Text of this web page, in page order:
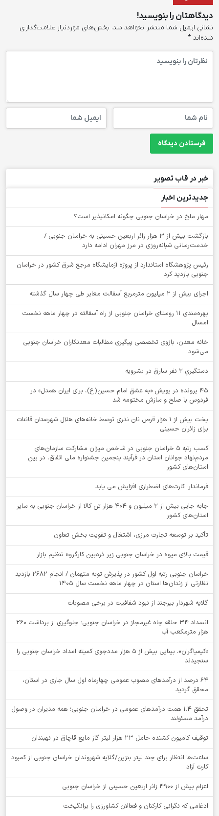
دیدگاهتان را بنویسید!
نشانی ایمیل شما منتشر نخواهد شد. بخش‌های موردنیاز علامت‌گذاری
شده‌اند *
خبر در قاب تصویر
جدیدترین اخبار
‌مهار ملخ در خراسان جنوبی چگونه امکانپذیر است؟
بازگشت بیش از ۳ هزار زائر اربعین حسینی به خراسان جنوبی /
خدمت‌رسانی شبانه‌روزی در مرز مهران ادامه دارد
رئیس پژوهشگاه استاندارد از پروژه آزمایشگاه مرجع شرق کشور در خراسان
جنوبی بازدید کرد
اجرای بیش از ۲ میلیون مترمربع آسفالت معابر طی چهار سال گذشته
بهره‌مندی ۱۱ روستای خراسان جنوبی از راه آسفالته در چهار ماهه نخست
امسال
خانه معدن، بازوی تخصصی پیگیری مطالبات معدنکاران خراسان جنوبی
می‌شود
دستگيري 2 نفر سارق در بشرويه
۴۵ پرونده در پویش «به عشق امام حسین(ع)، برای ایران همدل» در
فردوس با صلح و سازش مختومه شد
پخت بیش از 1 هزار قرص نان نذری توسط خانه‌های هلال شهرستان قائنات
برای زائران حسینی
کسب رتبه ۵ خراسان جنوبی در شاخص میزان مشارکت سازمان‌های
مردم‌نهاد جوانان استان در فرآیند پنجمین جشنواره ملی اتفاق، در بین
استان‌های کشور
فرماندار: کارت‌های اضطراری افزایش می یابد
جابه جایی بیش از 2 میلیون و 404 هزار تن کالا از خراسان جنوبی به سایر
استان‌های کشور
تأکید بر توسعه تجارت مرزی، اشتغال و تقویت بخش تعاون
قیمت بالای میوه در خراسان جنوبی زیر ذره‌بین کارگروه تنظیم بازار
خراسان جنوبی رتبه اول کشور در پذیرش توبه متهمان / انجام ۲۶۸۲ بازدید
نظارتی از زندان‌ها استان در چهار ماهه نخست سال 1405
گلایه شهردار بیرجند از نبود شفافیت در برخی مصوبات
انسداد ۳۴ حلقه چاه غیرمجاز در خراسان جنوبی؛ جلوگیری از برداشت ۲۶۰
هزار مترمکعب آب
«کیمیاگران»، بینایی بیش از ۵ هزار مددجوی کمیته امداد خراسان جنوبی را
سنجیدند
64 درصد از درآمدهای مصوب عمومی چهارماه اول سال جاری در استان،
محقق گردید.
تحقق ۱.۴ همت درآمدهای عمومی در خراسان جنوبی؛ همه مدیران در وصول
درآمد مسئولند
توقيف کامیون کشنده حامل 23 هزار لیتر گاز مایع قاچاق در نهبندان
ساعت‌ها انتظار برای چند لیتر بنزین/گلایه شهروندان خراسان جنوبی از کمبود
کارت آزاد
اعزام بیش از 4900 زائر اربعین حسینی از خراسان جنوبی
ادغامی که نگرانی کارکنان و فعالان کشاورزی را برانگیخت